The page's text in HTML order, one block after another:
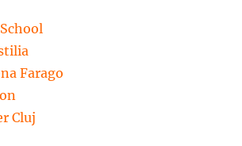
Farago
Cluj